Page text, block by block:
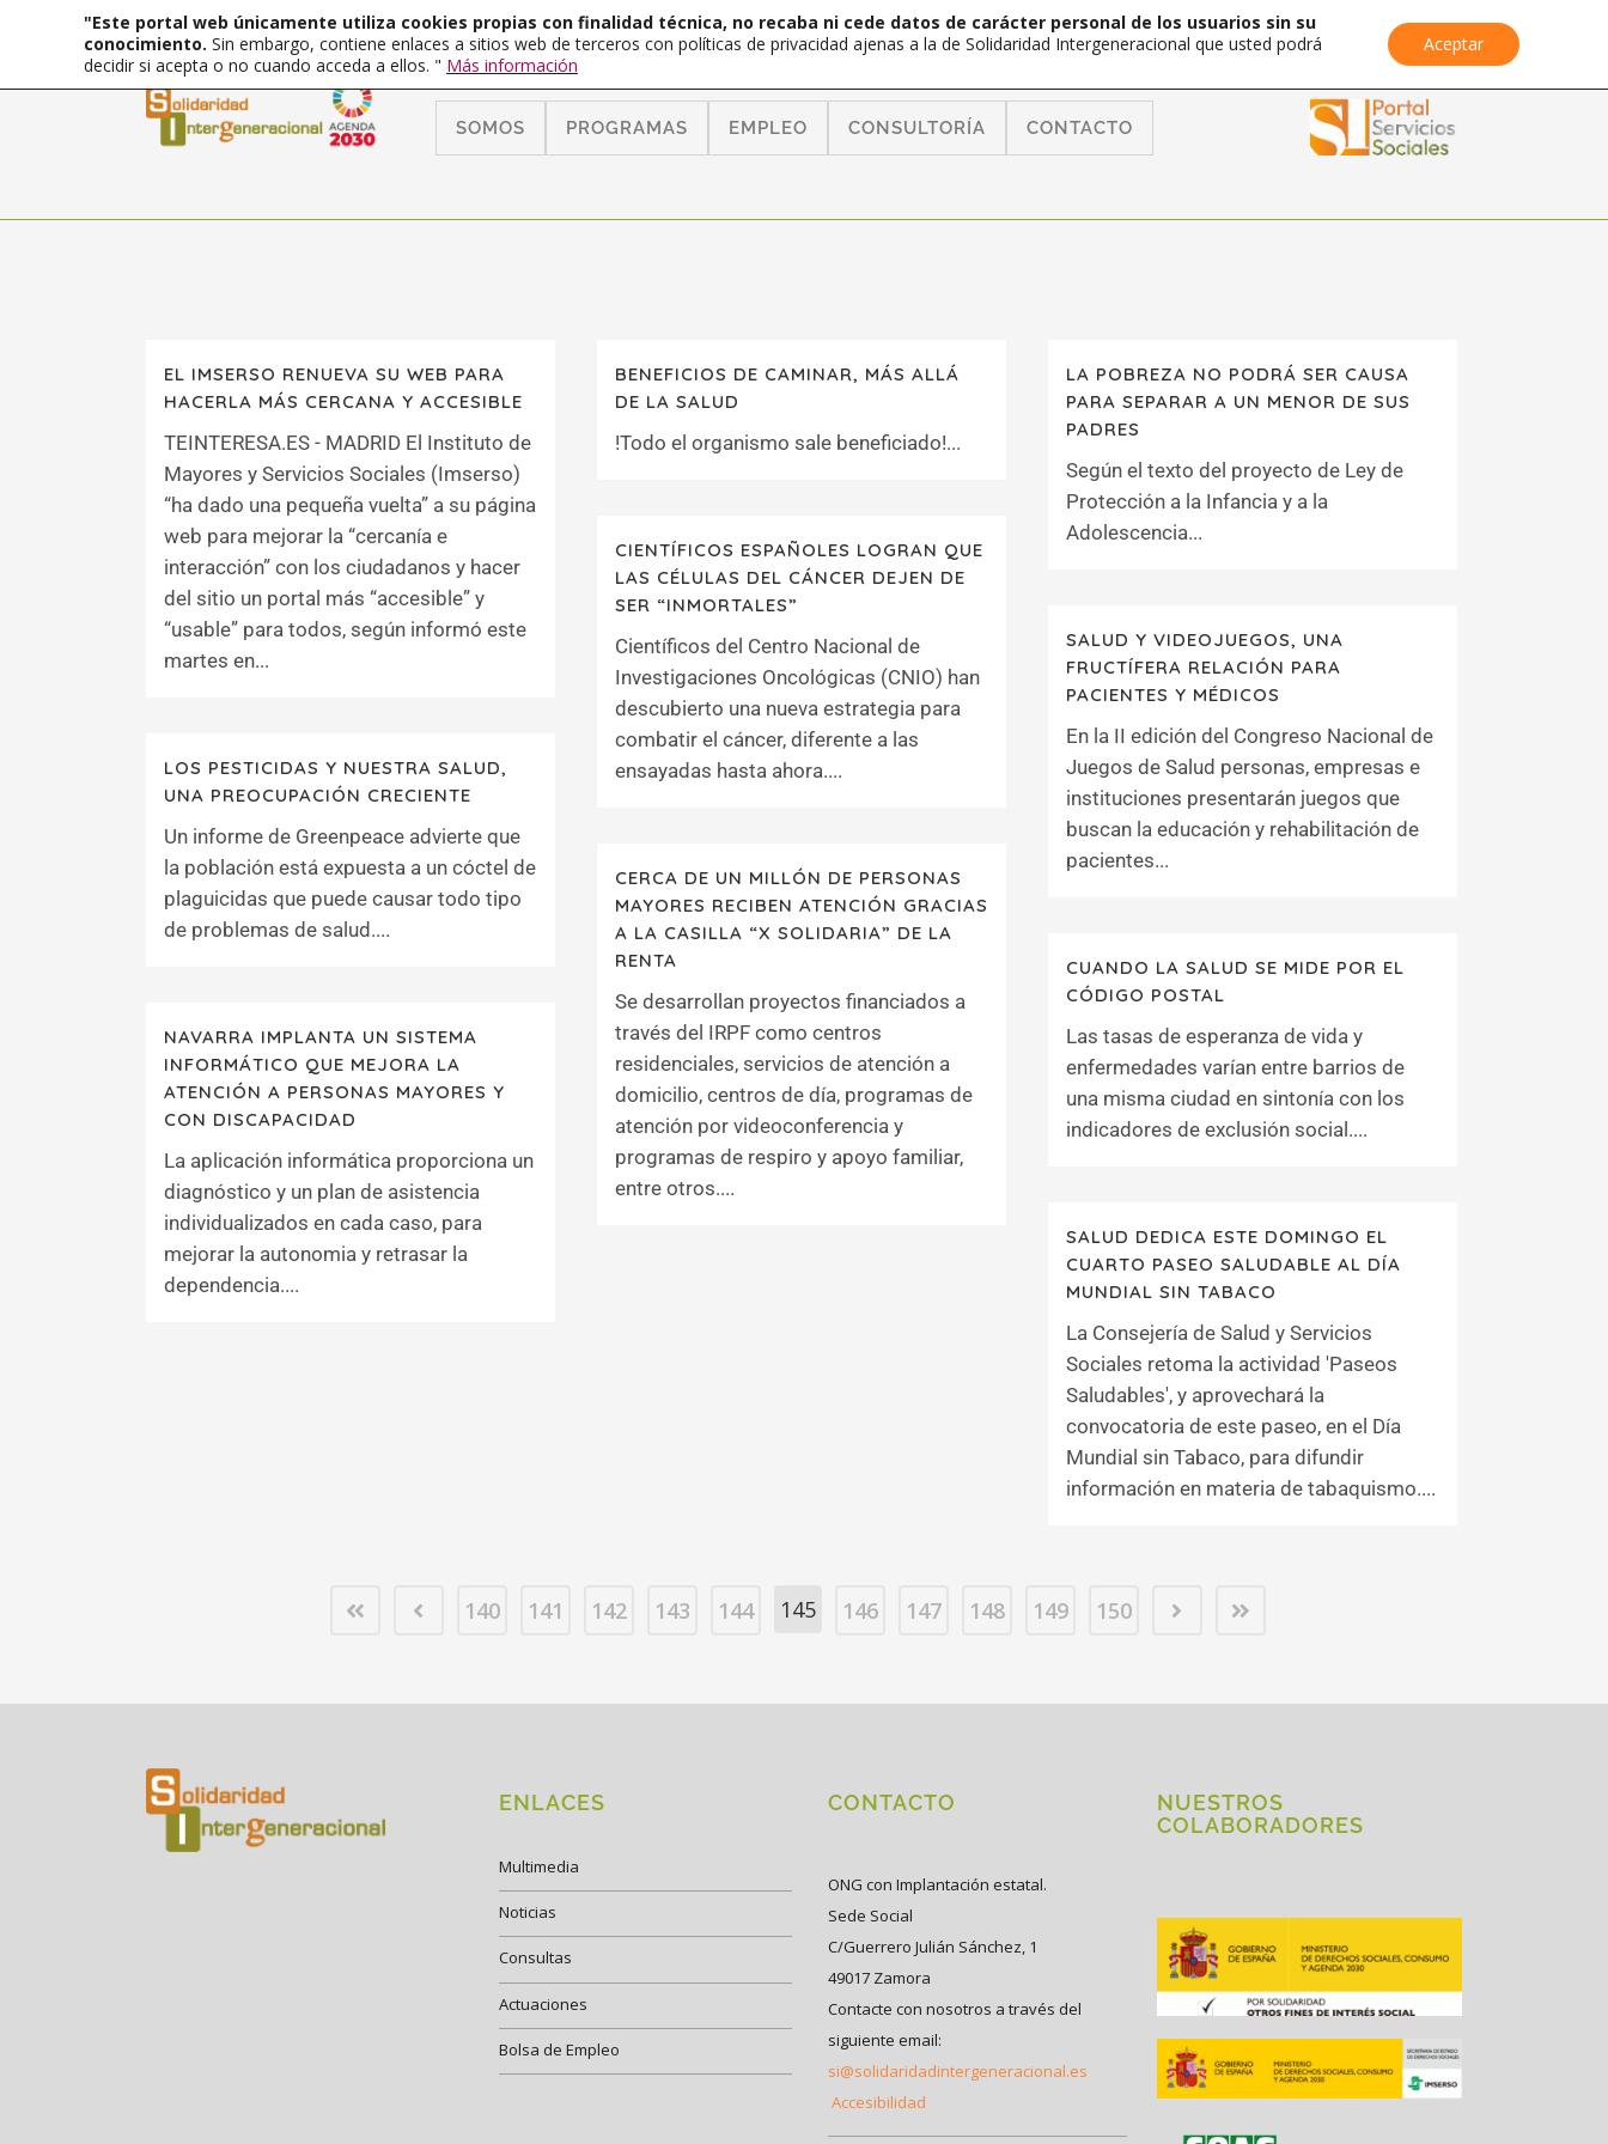
SOMOS PROGRAMAS EMPLEO CONSULTORÍA CONTACTO
EL IMSERSO RENUEVA SU WEB PARA
HACERLA MÁS CERCANA Y ACCESIBLE
TEINTERESA.ES - MADRID El Instituto de
Mayores y Servicios Sociales (Imserso)
“ha dado una pequeña vuelta” a su página
web para mejorar la “cercanía e
interacción” con los ciudadanos y hacer
del sitio un portal más “accesible” y
“usable” para todos, según informó este
martes en...
BENEFICIOS DE CAMINAR, MÁS ALLÁ
DE LA SALUD
!Todo el organismo sale beneficiado!...
LA POBREZA NO PODRÁ SER CAUSA
PARA SEPARAR A UN MENOR DE SUS
PADRES
Según el texto del proyecto de Ley de
Protección a la Infancia y a la
Adolescencia...
CIENTÍFICOS ESPAÑOLES LOGRAN QUE
LAS CÉLULAS DEL CÁNCER DEJEN DE
SER “INMORTALES”
Científicos del Centro Nacional de
Investigaciones Oncológicas (CNIO) han
descubierto una nueva estrategia para
combatir el cáncer, diferente a las
ensayadas hasta ahora....
SALUD Y VIDEOJUEGOS, UNA
FRUCTÍFERA RELACIÓN PARA
PACIENTES Y MÉDICOS
En la II edición del Congreso Nacional de
Juegos de Salud personas, empresas e
instituciones presentarán juegos que
buscan la educación y rehabilitación de
pacientes...
LOS PESTICIDAS Y NUESTRA SALUD,
UNA PREOCUPACIÓN CRECIENTE
Un informe de Greenpeace advierte que
la población está expuesta a un cóctel de
plaguicidas que puede causar todo tipo
de problemas de salud....
CERCA DE UN MILLÓN DE PERSONAS
MAYORES RECIBEN ATENCIÓN GRACIAS
A LA CASILLA “X SOLIDARIA” DE LA
RENTA
Se desarrollan proyectos financiados a
través del IRPF como centros
residenciales, servicios de atención a
domicilio, centros de día, programas de
atención por videoconferencia y
programas de respiro y apoyo familiar,
entre otros....
CUANDO LA SALUD SE MIDE POR EL
CÓDIGO POSTAL
Las tasas de esperanza de vida y
enfermedades varían entre barrios de
una misma ciudad en sintonía con los
indicadores de exclusión social....
NAVARRA IMPLANTA UN SISTEMA
INFORMÁTICO QUE MEJORA LA
ATENCIÓN A PERSONAS MAYORES Y
CON DISCAPACIDAD
La aplicación informática proporciona un
diagnóstico y un plan de asistencia
individualizados en cada caso, para
mejorar la autonomia y retrasar la
dependencia....
SALUD DEDICA ESTE DOMINGO EL
CUARTO PASEO SALUDABLE AL DÍA
MUNDIAL SIN TABACO
La Consejería de Salud y Servicios
Sociales retoma la actividad 'Paseos
Saludables', y aprovechará la
convocatoria de este paseo, en el Día
Mundial sin Tabaco, para difundir
información en materia de tabaquismo....
140 141 142 143 144 145 146 147 148 149 150
ENLACES
Multimedia
Noticias
Consultas
Actuaciones
Bolsa de Empleo
CONTACTO
ONG con Implantación estatal.
Sede Social
C/Guerrero Julián Sánchez, 1
49017 Zamora
Contacte con nosotros a través del
siguiente email:
si@solidaridadintergeneracional.es
Accesibilidad
NUESTROS
COLABORADORES
"Este portal web únicamente utiliza cookies propias con finalidad técnica, no recaba ni cede datos de carácter personal de los usuarios sin su
conocimiento. Sin embargo, contiene enlaces a sitios web de terceros con políticas de privacidad ajenas a la de Solidaridad Intergeneracional que usted podrá
decidir si acepta o no cuando acceda a ellos. " Más información
Aceptar